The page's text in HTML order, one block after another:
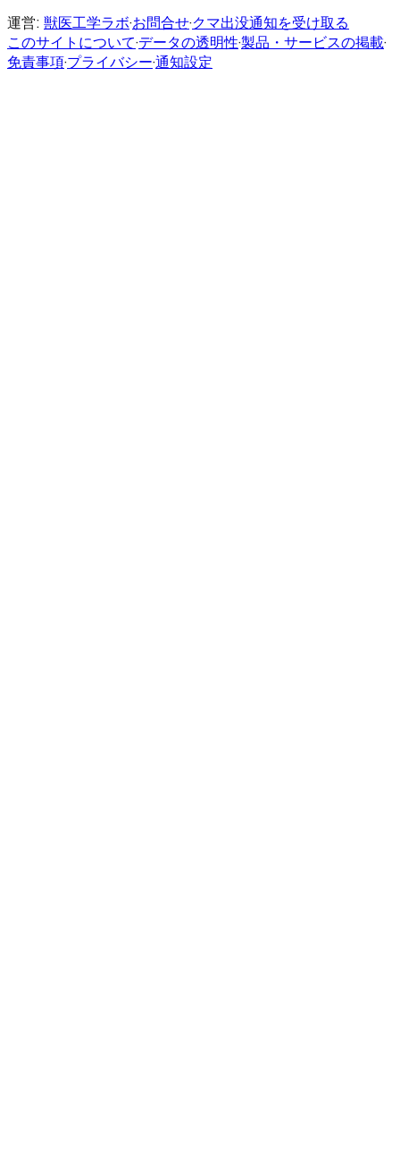
運営: 獣医工学ラボ·お問合せ·クマ出没通知を受け取る
このサイトについて·データの透明性·製品・サービスの掲載·
免責事項·プライバシー·通知設定